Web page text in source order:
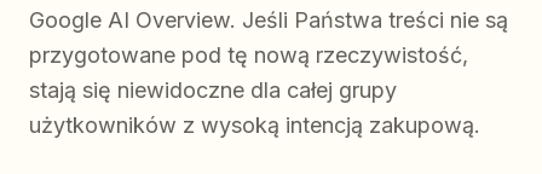
Google AI Overview. Jeśli Państwa treści nie są
przygotowane pod tę nową rzeczywistość,
stają się niewidoczne dla całej grupy
użytkowników z wysoką intencją zakupową.